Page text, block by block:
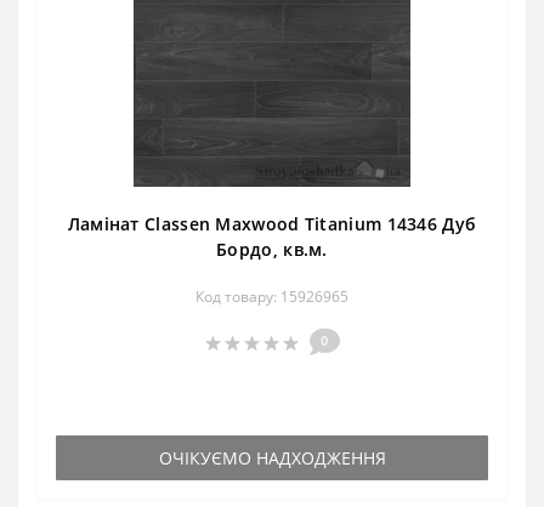
Ламінат Classen Maxwood Titanium 14346 Дуб
Бордо, кв.м.
Код товару: 15926965
0
ОЧІКУЄМО НАДХОДЖЕННЯ